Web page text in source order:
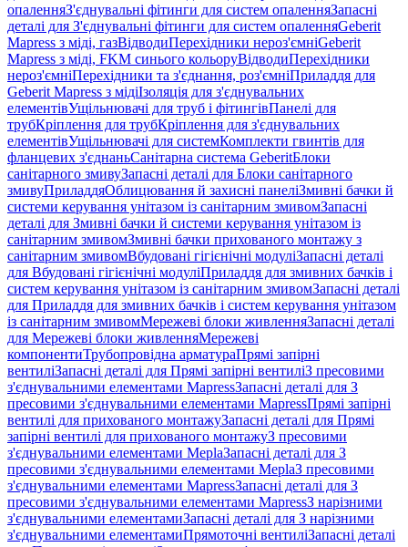
опаленняЗ'єднувальні фітинги для систем опаленняЗапасні
деталі для З'єднувальні фітинги для систем опаленняGeberit
Mapress з міді, газВідводиПерехідники нероз'ємніGeberit
Mapress з міді, FKM синього кольоруВідводиПерехідники
нероз'ємніПерехідники та з'єднання, роз'ємніПриладдя для
Geberit Mapress з мідіІзоляція для з'єднувальних
елементівУщільнювачі для труб і фітингівПанелі для
трубКріплення для трубКріплення для з'єднувальних
елементівУщільнювачі для системКомплекти гвинтів для
фланцевих з'єднаньСанітарна система GeberitБлоки
санітарного змивуЗапасні деталі для Блоки санітарного
змивуПриладдяОблицювання й захисні панеліЗмивні бачки й
системи керування унітазом із санітарним змивомЗапасні
деталі для Змивні бачки й системи керування унітазом із
санітарним змивомЗмивні бачки прихованого монтажу з
санітарним змивомВбудовані гігієнічні модуліЗапасні деталі
для Вбудовані гігієнічні модуліПриладдя для змивних бачків і
систем керування унітазом із санітарним змивомЗапасні деталі
для Приладдя для змивних бачків і систем керування унітазом
із санітарним змивомМережеві блоки живленняЗапасні деталі
для Мережеві блоки живленняМережеві
компонентиТрубопровідна арматураПрямі запірні
вентиліЗапасні деталі для Прямі запірні вентиліЗ пресовими
з'єднувальними елементами MapressЗапасні деталі для З
пресовими з'єднувальними елементами MapressПрямі запірні
вентилі для прихованого монтажуЗапасні деталі для Прямі
запірні вентилі для прихованого монтажуЗ пресовими
з'єднувальними елементами MeplaЗапасні деталі для З
пресовими з'єднувальними елементами MeplaЗ пресовими
з'єднувальними елементами MapressЗапасні деталі для З
пресовими з'єднувальними елементами MapressЗ нарізними
з'єднувальними елементамиЗапасні деталі для З нарізними
з'єднувальними елементамиПрямоточні вентиліЗапасні деталі